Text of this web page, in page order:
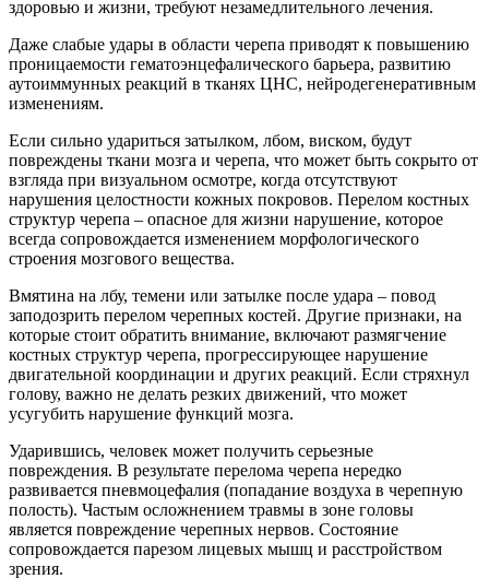
здоровью и жизни, требуют незамедлительного лечения.
Даже слабые удары в области черепа приводят к повышению
проницаемости гематоэнцефалического барьера, развитию
аутоиммунных реакций в тканях ЦНС, нейродегенеративным
изменениям.
Если сильно удариться затылком, лбом, виском, будут
повреждены ткани мозга и черепа, что может быть сокрыто от
взгляда при визуальном осмотре, когда отсутствуют
нарушения целостности кожных покровов. Перелом костных
структур черепа – опасное для жизни нарушение, которое
всегда сопровождается изменением морфологического
строения мозгового вещества.
Вмятина на лбу, темени или затылке после удара – повод
заподозрить перелом черепных костей. Другие признаки, на
которые стоит обратить внимание, включают размягчение
костных структур черепа, прогрессирующее нарушение
двигательной координации и других реакций. Если стряхнул
голову, важно не делать резких движений, что может
усугубить нарушение функций мозга.
Ударившись, человек может получить серьезные
повреждения. В результате перелома черепа нередко
развивается пневмоцефалия (попадание воздуха в черепную
полость). Частым осложнением травмы в зоне головы
является повреждение черепных нервов. Состояние
сопровождается парезом лицевых мышц и расстройством
зрения.